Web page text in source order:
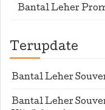
Bantal Leher
Terupdate
Bantal Leher
Bantal Leher